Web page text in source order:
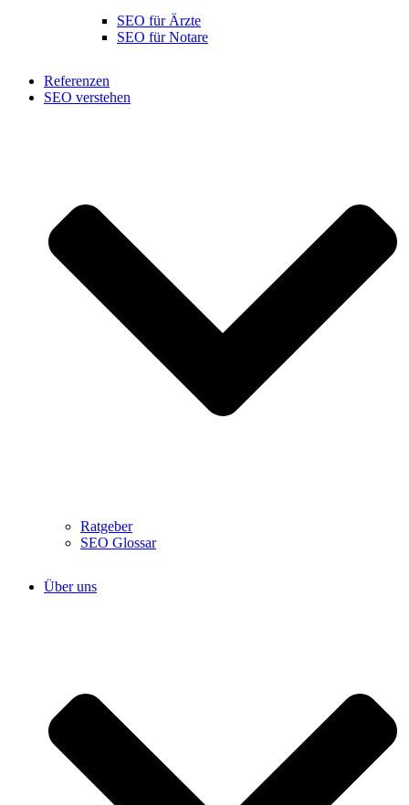
SEO für Ärzte
SEO für Notare
Referenzen
SEO verstehen
Ratgeber
SEO Glossar
Über uns